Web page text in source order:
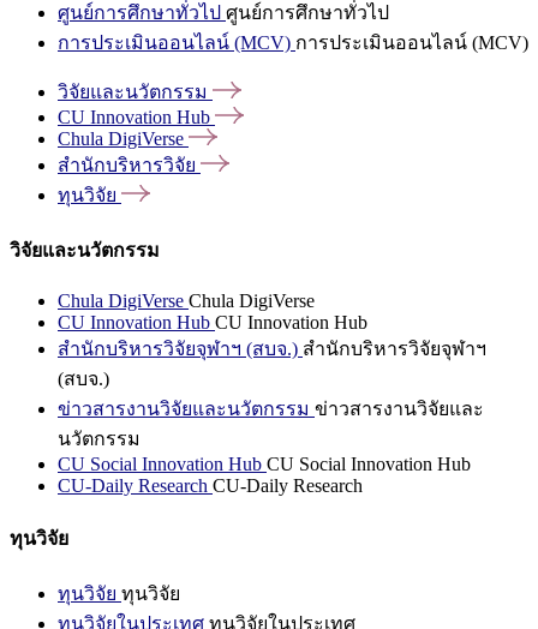
ศูนย์การศึกษาทั่วไป ศูนย์การศึกษาทั่วไป
การประเมินออนไลน์ (MCV) การประเมินออนไลน์ (MCV)
วิจัยและนวัตกรรม
CU Innovation Hub
Chula DigiVerse
สำนักบริหารวิจัย
ทุนวิจัย
วิจัยและนวัตกรรม
Chula DigiVerse Chula DigiVerse
CU Innovation Hub CU Innovation Hub
สำนักบริหารวิจัยจุฬาฯ (สบจ.) สำนักบริหารวิจัยจุฬาฯ
(สบจ.)
ข่าวสารงานวิจัยและนวัตกรรม ข่าวสารงานวิจัยและ
นวัตกรรม
CU Social Innovation Hub CU Social Innovation Hub
CU-Daily Research CU-Daily Research
ทุนวิจัย
ทุนวิจัย ทุนวิจัย
ทุนวิจัยในประเทศ ทุนวิจัยในประเทศ